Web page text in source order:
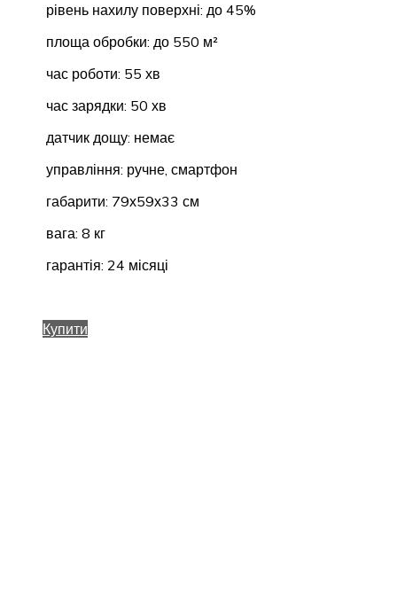
рівень нахилу поверхні: до 45%
площа обробки: до 550 м²
час роботи: 55 хв
час зарядки: 50 хв
датчик дощу: немає
управління: ручне, смартфон
габарити: 79х59х33 см
вага: 8 кг
гарантія: 24 місяці
Купити